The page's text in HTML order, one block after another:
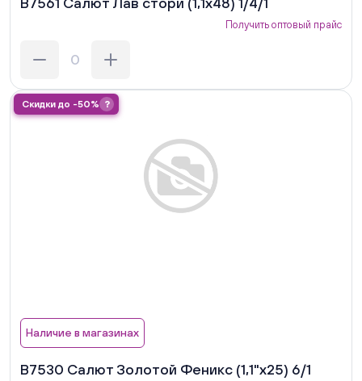
Получить оптовый прайс
Скидки до -50% ?
Наличие в магазинах
В7530 Салют Золотой Феникс (1,1"х25) 6/1